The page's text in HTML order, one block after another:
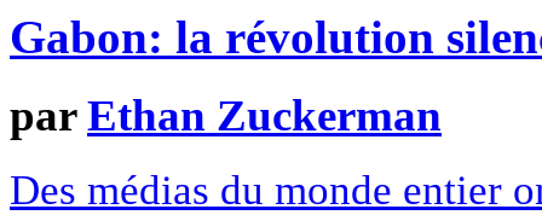
Gabon: la révolution
parEthan Zuckerman
Des médias du monde entier